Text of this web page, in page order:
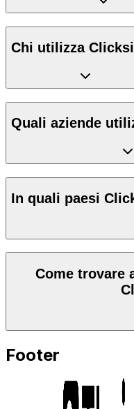
Chi utilizza
Quali aziende
In quali paesi
Come trovare
Footer